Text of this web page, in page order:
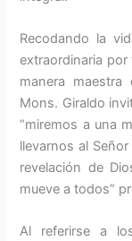
Recodando la
extraordinaria
manera maestra
Mons. Giraldo
“miremos a una
llevarnos al
revelación de
mueve a todos”
Al referirse a